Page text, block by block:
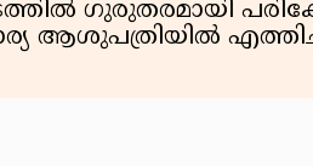
ഗുരുതരമായി
ആശുപത്രിയിൽ